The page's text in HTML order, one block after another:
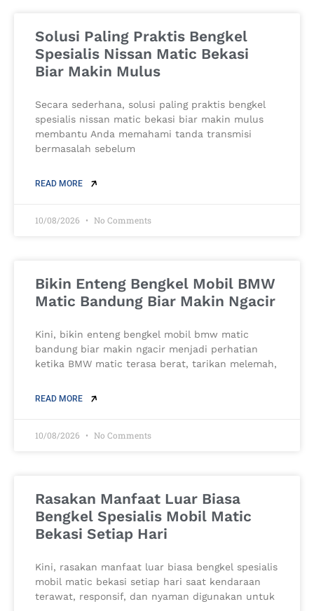
Solusi Paling Praktis Bengkel
Spesialis Nissan Matic Bekasi
Biar Makin Mulus
Secara sederhana, solusi paling praktis bengkel
spesialis nissan matic bekasi biar makin mulus
membantu Anda memahami tanda transmisi
bermasalah sebelum
READ MORE
10/08/2026 No Comments
Bikin Enteng Bengkel Mobil BMW
Matic Bandung Biar Makin Ngacir
Kini, bikin enteng bengkel mobil bmw matic
bandung biar makin ngacir menjadi perhatian
ketika BMW matic terasa berat, tarikan melemah,
READ MORE
10/08/2026 No Comments
Rasakan Manfaat Luar Biasa
Bengkel Spesialis Mobil Matic
Bekasi Setiap Hari
Kini, rasakan manfaat luar biasa bengkel spesialis
mobil matic bekasi setiap hari saat kendaraan
terawat, responsif, dan nyaman digunakan untuk